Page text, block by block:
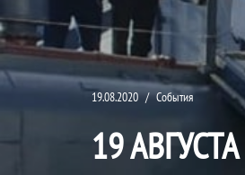
19.08.2020 События
19